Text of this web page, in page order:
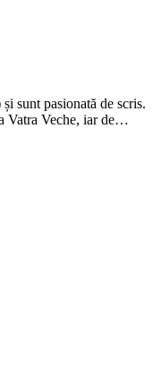
sunt pasionată de scris.
Vatra Veche, iar de…